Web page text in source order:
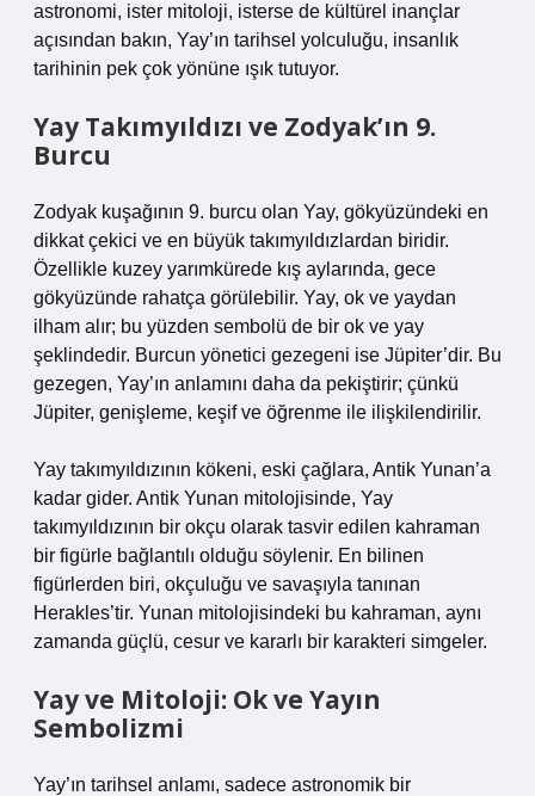
astronomi, ister mitoloji, isterse de kültürel inançlar
açısından bakın, Yay’ın tarihsel yolculuğu, insanlık
tarihinin pek çok yönüne ışık tutuyor.
Yay Takımyıldızı ve Zodyak’ın 9.
Burcu
Zodyak kuşağının 9. burcu olan Yay, gökyüzündeki en
dikkat çekici ve en büyük takımyıldızlardan biridir.
Özellikle kuzey yarımkürede kış aylarında, gece
gökyüzünde rahatça görülebilir. Yay, ok ve yaydan
ilham alır; bu yüzden sembolü de bir ok ve yay
şeklindedir. Burcun yönetici gezegeni ise Jüpiter’dir. Bu
gezegen, Yay’ın anlamını daha da pekiştirir; çünkü
Jüpiter, genişleme, keşif ve öğrenme ile ilişkilendirilir.
Yay takımyıldızının kökeni, eski çağlara, Antik Yunan’a
kadar gider. Antik Yunan mitolojisinde, Yay
takımyıldızının bir okçu olarak tasvir edilen kahraman
bir figürle bağlantılı olduğu söylenir. En bilinen
figürlerden biri, okçuluğu ve savaşıyla tanınan
Herakles’tir. Yunan mitolojisindeki bu kahraman, aynı
zamanda güçlü, cesur ve kararlı bir karakteri simgeler.
Yay ve Mitoloji: Ok ve Yayın
Sembolizmi
Yay’ın tarihsel anlamı, sadece astronomik bir